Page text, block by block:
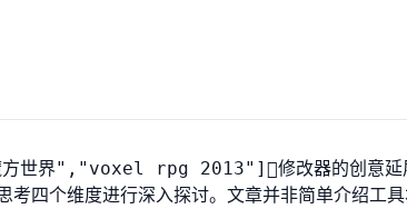
世界","voxel rpg 2013"]修改器的创意延
四个维度进行深入探讨。文章并非简单介绍工